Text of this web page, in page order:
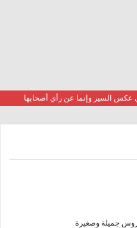
عكس السير وإنما عن رأي أصحابها
جميلة وصغيرة